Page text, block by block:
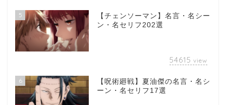
5
【チェンソーマン】名言・名シー
ン・名セリフ202選
54615 view
6
【呪術廻戦】夏油傑の名言・名シ
ーン・名セリフ17選